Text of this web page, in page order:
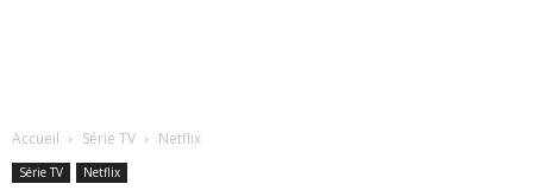
Accueil Série TV Netflix
Série TV Netflix